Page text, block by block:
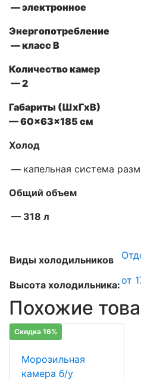
—электронное
Энергопотребление
— класс В
Количество камер
— 2
Габариты (ШxГxВ)
— 60x63x185 см
Холод
— капельная система
Общий объем
— 318 л
Виды холодильников
Высота холодильника:от
Похожие
Скидка 16%
Морозильная
камера б/у